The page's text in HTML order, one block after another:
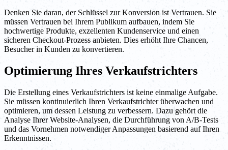
Denken Sie daran, der Schlüssel zur Konversion ist Vertrauen. Sie
müssen Vertrauen bei Ihrem Publikum aufbauen, indem Sie
hochwertige Produkte, exzellenten Kundenservice und einen
sicheren Checkout-Prozess anbieten. Dies erhöht Ihre Chancen,
Besucher in Kunden zu konvertieren.
Optimierung Ihres Verkaufstrichters
Die Erstellung eines Verkaufstrichters ist keine einmalige Aufgabe.
Sie müssen kontinuierlich Ihren Verkaufstrichter überwachen und
optimieren, um dessen Leistung zu verbessern. Dazu gehört die
Analyse Ihrer Website-Analysen, die Durchführung von A/B-Tests
und das Vornehmen notwendiger Anpassungen basierend auf Ihren
Erkenntnissen.